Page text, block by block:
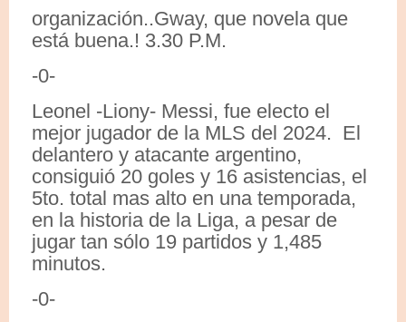
organización..Gway, que novela que
está buena.! 3.30 P.M.
-0-
Leonel -Liony- Messi, fue electo el
mejor jugador de la MLS del 2024. El
delantero y atacante argentino,
consiguió 20 goles y 16 asistencias, el
5to. total mas alto en una temporada,
en la historia de la Liga, a pesar de
jugar tan sólo 19 partidos y 1,485
minutos.
-0-